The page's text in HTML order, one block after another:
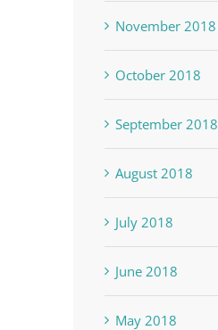
November 2018
October 2018
September 2018
August 2018
July 2018
June 2018
May 2018